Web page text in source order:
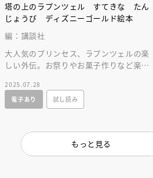
塔の上のラプンツェル すてきな たん
じょうび ディズニーゴールド絵本
編：講談社
大人気のプリンセス、ラプンツェルの楽
しい外伝。お祭りやお菓子作りなど楽し
2025.07.28
電子あり
試し読み
もっと見る